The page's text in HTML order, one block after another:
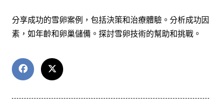
分享成功的雪卵案例，包括決策和治療體驗。分析成功因
素，如年齡和卵巢儲備。探討雪卵技術的幫助和挑戰。